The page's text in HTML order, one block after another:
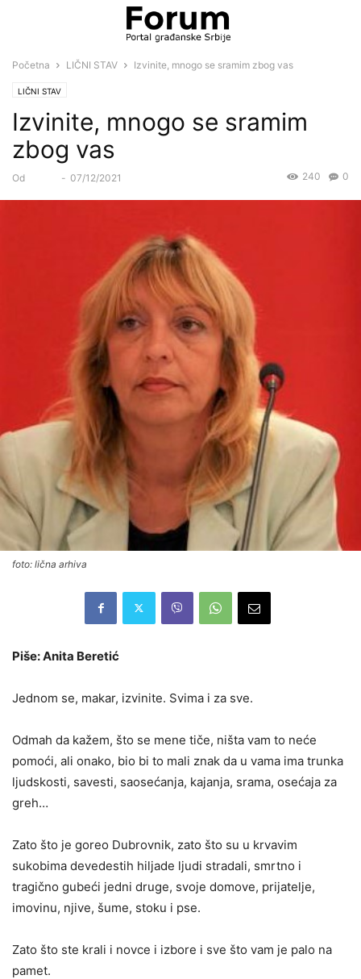
Početna LIČNI STAV Izvinite, mnogo se sramim zbog vas
LIČNI STAV
Izvinite, mnogo se sramim
zbog vas
Od - 07/12/2021 0
240
foto: lična arhiva
Piše: Anita Beretić
Jednom se, makar, izvinite. Svima i za sve.
Odmah da kažem, što se mene tiče, ništa vam to neće
pomoći, ali onako, bio bi to mali znak da u vama ima trunka
ljudskosti, savesti, saosećanja, kajanja, srama, osećaja za
greh…
Zato što je goreo Dubrovnik, zato što su u krvavim
sukobima devedestih hiljade ljudi stradali, smrtno i
tragično gubeći jedni druge, svoje domove, prijatelje,
imovinu, njive, šume, stoku i pse.
Zato što ste krali i novce i izbore i sve što vam je palo na
pamet.